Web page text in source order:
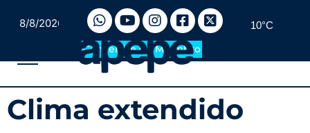
8/8/2026 10°C
Convertite en Miembro
Clima extendido